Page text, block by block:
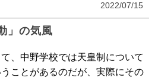
2022/07/15
」の気風
、中野学校では天皇制について
ことがあるのだが、実際にその